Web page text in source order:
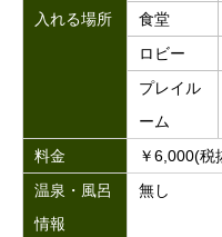
入れる場所
食堂
ロビー
プレイル
ーム
料金
￥6,000(
温泉・風呂
情報
無し